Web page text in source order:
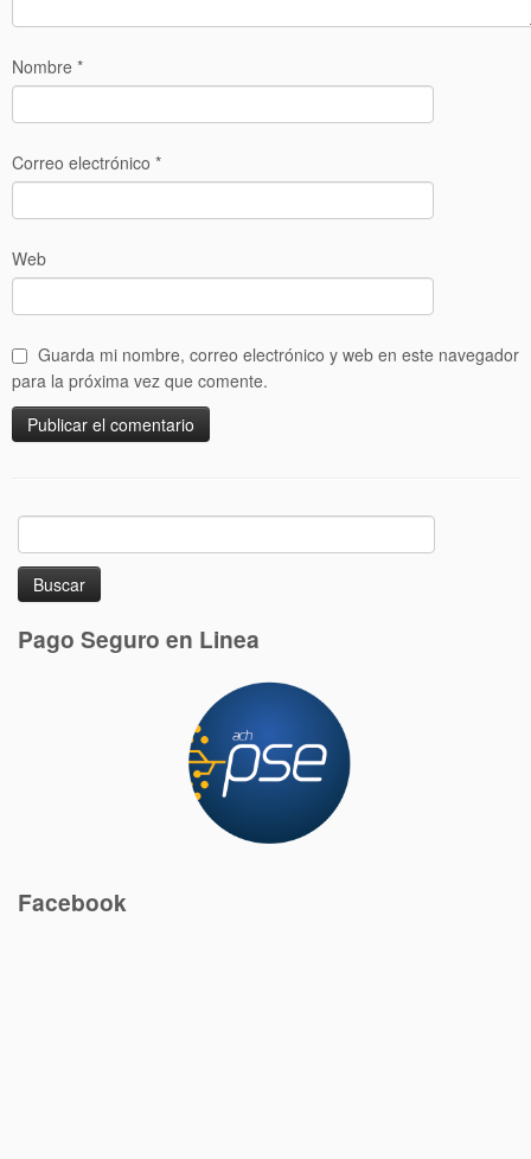
Nombre *
Correo electrónico *
Web
Guarda mi nombre, correo electrónico y web en este navegador
para la próxima vez que comente.
Pago Seguro en Linea
Facebook